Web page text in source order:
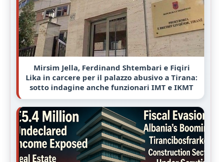
Mirsim Jella, Ferdinand Shtembari e Fiqiri
Lika in carcere per il palazzo abusivo a Tirana:
sotto indagine anche funzionari IMT e IKMT